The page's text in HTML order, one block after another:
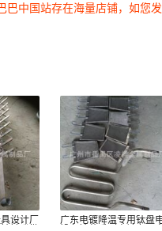
中国站存在海量店铺，如您
设计厂
广东电镀降温专用钛盘